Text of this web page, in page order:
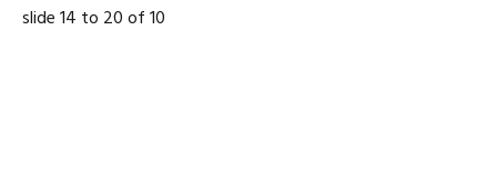
slide15 to 21of 10